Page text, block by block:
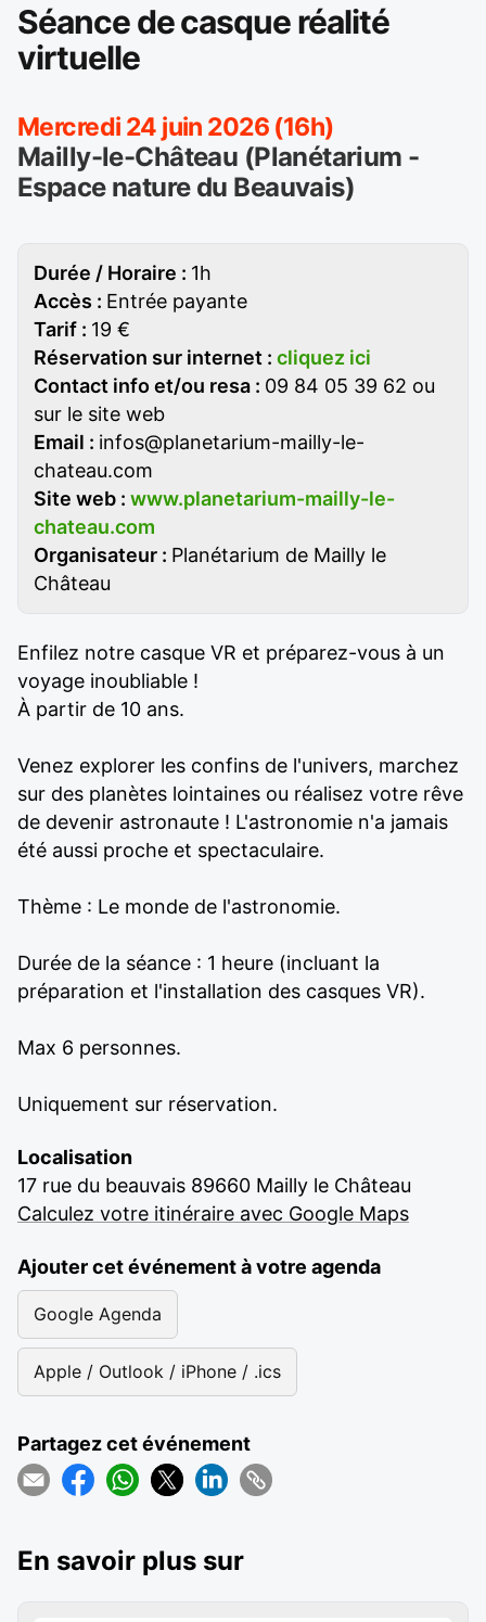
Séance de casque réalité
virtuelle
Mercredi 24 juin 2026 (16h)
Mailly-le-Château (Planétarium -
Espace nature du Beauvais)
Durée / Horaire : 1h
Accès : Entrée payante
Tarif : 19 €
Réservation sur internet : cliquez ici
Contact info et/ou resa : 09 84 05 39 62 ou
sur le site web
Email : infos@planetarium-mailly-le-
chateau.com
Site web : www.planetarium-mailly-le-
chateau.com
Organisateur : Planétarium de Mailly le
Château
Enfilez notre casque VR et préparez-vous à un
voyage inoubliable !
À partir de 10 ans.
Venez explorer les confins de l'univers, marchez
sur des planètes lointaines ou réalisez votre rêve
de devenir astronaute ! L'astronomie n'a jamais
été aussi proche et spectaculaire.
Thème : Le monde de l'astronomie.
Durée de la séance : 1 heure (incluant la
préparation et l'installation des casques VR).
Max 6 personnes.
Uniquement sur réservation.
Localisation
17 rue du beauvais 89660 Mailly le Château
Calculez votre itinéraire avec Google Maps
Ajouter cet événement à votre agenda
Google Agenda
Apple / Outlook / iPhone / .ics
Partagez cet événement
En savoir plus sur